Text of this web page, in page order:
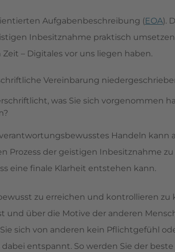
Aufgabenbeschreibung (EOA).
Inbesitznahme praktisch
– Digitales vor uns liegen haben.
Vereinbarung
was Sie sich vorgenommen
Handeln kann
Prozess der geistigen Inbesitznahme
eine finale Klarheit entstehen kann.
zu erreichen und kontrollieren zu
und über die Motive der anderen
sich von anderen kein Pflichtgefühl
entspannt. So werden Sie der beste